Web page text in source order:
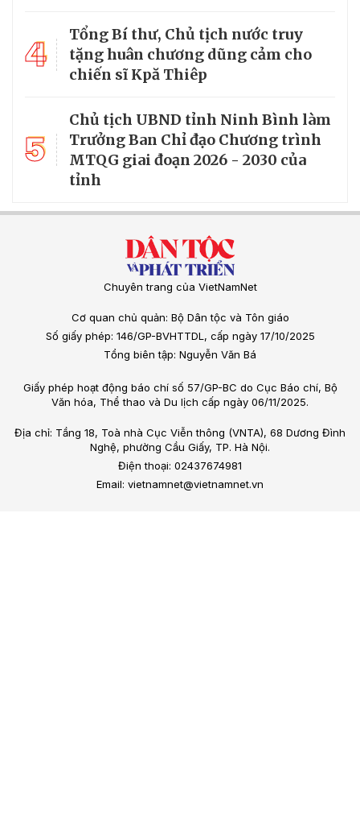
4
Tổng Bí thư, Chủ tịch nước truy
tặng huân chương dũng cảm cho
chiến sĩ Kpă Thiêp
5
Chủ tịch UBND tỉnh Ninh Bình làm
Trưởng Ban Chỉ đạo Chương trình
MTQG giai đoạn 2026 - 2030 của
tỉnh
Chuyên trang của VietNamNet
Cơ quan chủ quản: Bộ Dân tộc và Tôn giáo
Số giấy phép: 146/GP-BVHTTDL, cấp ngày 17/10/2025
Tổng biên tập: Nguyễn Văn Bá
Giấy phép hoạt động báo chí số 57/GP-BC do Cục Báo chí, Bộ
Văn hóa, Thể thao và Du lịch cấp ngày 06/11/2025.
Địa chỉ: Tầng 18, Toà nhà Cục Viễn thông (VNTA), 68 Dương Đình
Nghệ, phường Cầu Giấy, TP. Hà Nội.
Điện thoại: 02437674981
Email: vietnamnet@vietnamnet.vn